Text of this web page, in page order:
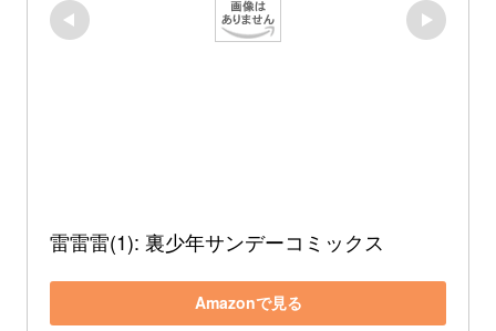
雷雷雷(1): 裏少年サンデーコミックス
Amazonで見る